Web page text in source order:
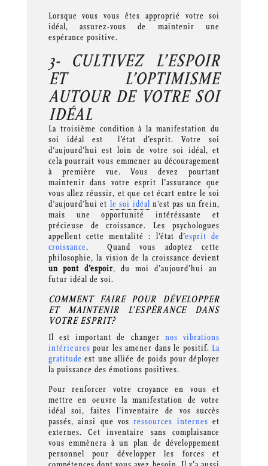
Lorsque vous vous êtes approprié votre soi
idéal, assurez-vous de maintenir une
espérance positive.
3- CULTIVEZ L’ESPOIR
ET L’OPTIMISME
AUTOUR DE VOTRE SOI
IDÉAL
La troisième condition à la manifestation du
soi idéal est l’état d’esprit. Votre soi
d’aujourd’hui est loin de votre soi idéal, et
cela pourrait vous emmener au découragement
à première vue. Vous devez pourtant
maintenir dans votre esprit l’assurance que
vous allez réussir, et que cet écart entre le soi
d’aujourd’hui et le soi idéal n’est pas un frein,
mais une opportunité intéréssante et
précieuse de croissance. Les psychologues
appellent cette mentalité : l’état d’esprit de
croissance. Quand vous adoptez cette
philosophie, la vision de la croissance devient
un pont d’espoir, du moi d’aujourd’hui au
futur idéal de soi.
COMMENT FAIRE POUR DÉVELOPPER
ET MAINTENIR L’ESPÉRANCE DANS
VOTRE ESPRIT?
Il est important de changernos vibrations
intérieures pour les amener dans le positif.La
gratitude est une alliée de poids pour déployer
la puissance des émotions positives.
Pour renforcer votre croyance en vous et
mettre en oeuvre la manifestation de votre
idéal soi, faites l’inventaire de vos succès
passés, ainsi que vosressources internes et
externes. Cet inventaire sans complaisance
vous emmènera à un plan de développement
personnel pour développer les forces et